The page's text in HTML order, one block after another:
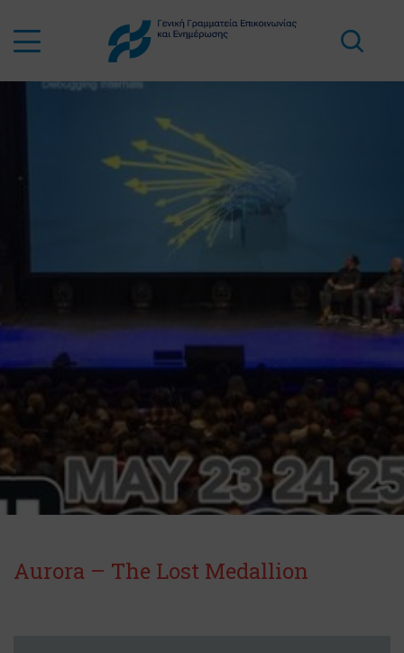
Αurora – The Lost Medallion